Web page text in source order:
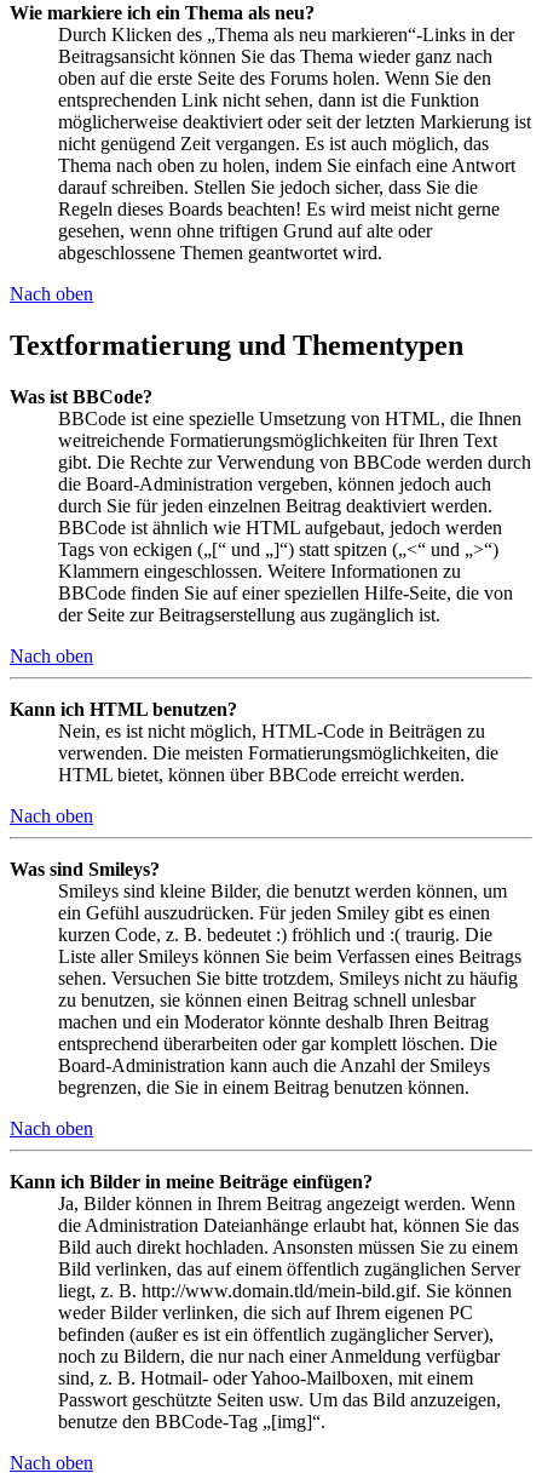
Wie markiere ich ein Thema als neu?
Durch Klicken des „Thema als neu markieren“-Links in der
Beitragsansicht können Sie das Thema wieder ganz nach
oben auf die erste Seite des Forums holen. Wenn Sie den
entsprechenden Link nicht sehen, dann ist die Funktion
möglicherweise deaktiviert oder seit der letzten Markierung ist
nicht genügend Zeit vergangen. Es ist auch möglich, das
Thema nach oben zu holen, indem Sie einfach eine Antwort
darauf schreiben. Stellen Sie jedoch sicher, dass Sie die
Regeln dieses Boards beachten! Es wird meist nicht gerne
gesehen, wenn ohne triftigen Grund auf alte oder
abgeschlossene Themen geantwortet wird.
Nach oben
Textformatierung und Thementypen
Was ist BBCode?
BBCode ist eine spezielle Umsetzung von HTML, die Ihnen
weitreichende Formatierungsmöglichkeiten für Ihren Text
gibt. Die Rechte zur Verwendung von BBCode werden durch
die Board-Administration vergeben, können jedoch auch
durch Sie für jeden einzelnen Beitrag deaktiviert werden.
BBCode ist ähnlich wie HTML aufgebaut, jedoch werden
Tags von eckigen („[“ und „]“) statt spitzen („<“ und „>“)
Klammern eingeschlossen. Weitere Informationen zu
BBCode finden Sie auf einer speziellen Hilfe-Seite, die von
der Seite zur Beitragserstellung aus zugänglich ist.
Nach oben
Kann ich HTML benutzen?
Nein, es ist nicht möglich, HTML-Code in Beiträgen zu
verwenden. Die meisten Formatierungsmöglichkeiten, die
HTML bietet, können über BBCode erreicht werden.
Nach oben
Was sind Smileys?
Smileys sind kleine Bilder, die benutzt werden können, um
ein Gefühl auszudrücken. Für jeden Smiley gibt es einen
kurzen Code, z. B. bedeutet :) fröhlich und :( traurig. Die
Liste aller Smileys können Sie beim Verfassen eines Beitrags
sehen. Versuchen Sie bitte trotzdem, Smileys nicht zu häufig
zu benutzen, sie können einen Beitrag schnell unlesbar
machen und ein Moderator könnte deshalb Ihren Beitrag
entsprechend überarbeiten oder gar komplett löschen. Die
Board-Administration kann auch die Anzahl der Smileys
begrenzen, die Sie in einem Beitrag benutzen können.
Nach oben
Kann ich Bilder in meine Beiträge einfügen?
Ja, Bilder können in Ihrem Beitrag angezeigt werden. Wenn
die Administration Dateianhänge erlaubt hat, können Sie das
Bild auch direkt hochladen. Ansonsten müssen Sie zu einem
Bild verlinken, das auf einem öffentlich zugänglichen Server
liegt, z. B. http://www.domain.tld/mein-bild.gif. Sie können
weder Bilder verlinken, die sich auf Ihrem eigenen PC
befinden (außer es ist ein öffentlich zugänglicher Server),
noch zu Bildern, die nur nach einer Anmeldung verfügbar
sind, z. B. Hotmail- oder Yahoo-Mailboxen, mit einem
Passwort geschützte Seiten usw. Um das Bild anzuzeigen,
benutze den BBCode-Tag „[img]“.
Nach oben